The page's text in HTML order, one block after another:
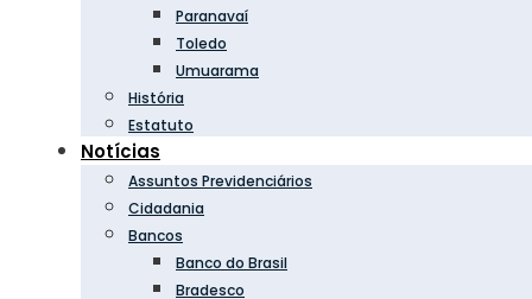
Paranavaí
Toledo
Umuarama
História
Estatuto
Notícias
Assuntos Previdenciários
Cidadania
Bancos
Banco do Brasil
Bradesco